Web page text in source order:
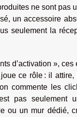
ne sont pas
un accessoire
seulement la
d’activation »,
ce rôle : il
commente les
pas seulement
ou un mur dédié,